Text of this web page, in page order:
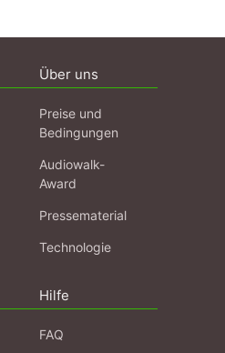
Über uns
Preise und
Bedingungen
Audiowalk-
Award
Pressematerial
Technologie
Hilfe
FAQ